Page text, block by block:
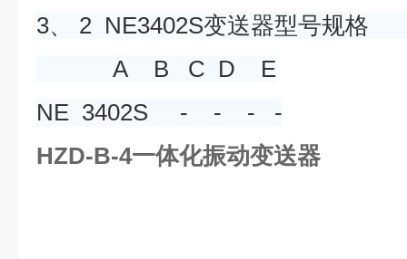
3、 2 NE3402S变送器型
A B C D E
NE 3402S - - - -
HZD-B-4一体化振动变送器